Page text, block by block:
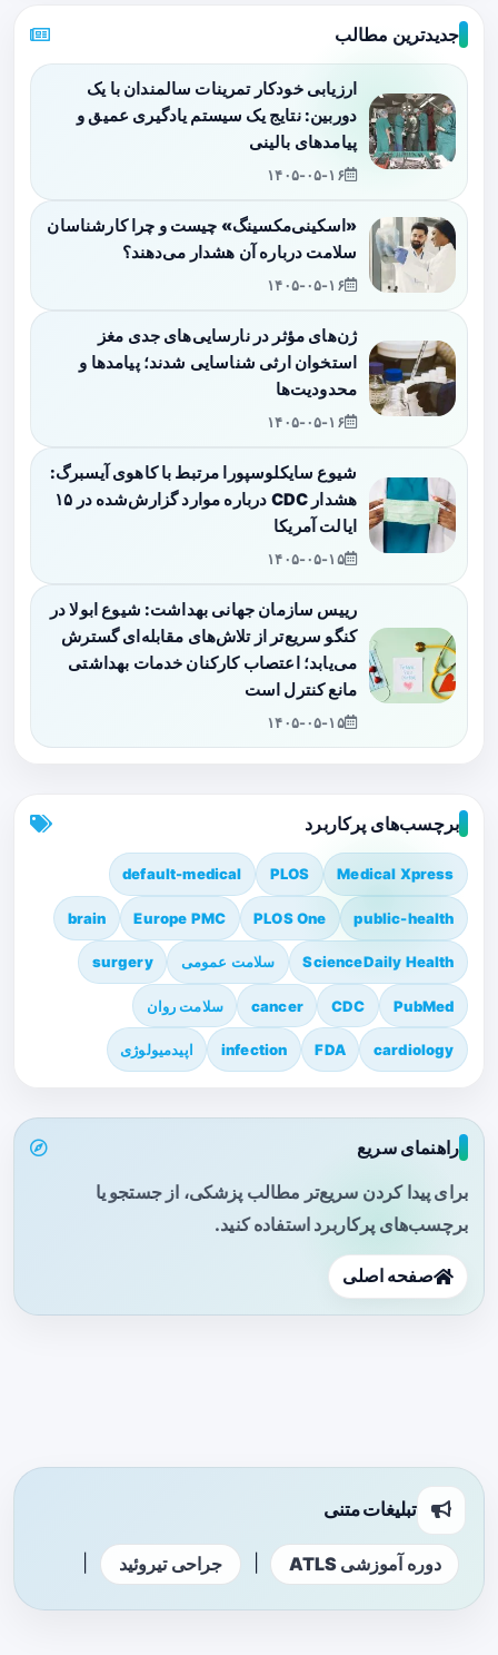
جدیدترین مطالب
ارزیابی خودکار تمرینات سالمندان با یک
دوربین: نتایج یک سیستم یادگیری عمیق و
پیامدهای بالینی
۱۴۰۵-۰۵-۱۶
«اسکینی‌مکسینگ» چیست و چرا کارشناسان
سلامت درباره آن هشدار می‌دهند؟
۱۴۰۵-۰۵-۱۶
ژن‌های مؤثر در نارسایی‌های جدی مغز
استخوان ارثی شناسایی شدند؛ پیامدها و
محدودیت‌ها
۱۴۰۵-۰۵-۱۶
شیوع سایکلوسپورا مرتبط با کاهوی آیسبرگ:
هشدار CDC درباره موارد گزارش‌شده در ۱۵
ایالت آمریکا
۱۴۰۵-۰۵-۱۵
رییس سازمان جهانی بهداشت: شیوع ابولا در
کنگو سریع‌تر از تلاش‌های مقابله‌ای گسترش
می‌یابد؛ اعتصاب کارکنان خدمات بهداشتی
مانع کنترل است
۱۴۰۵-۰۵-۱۵
برچسب‌های پرکاربرد
Medical Xpress
PLOS
default-medical
public-health
PLOS One
Europe PMC
brain
ScienceDaily Health سلامت عمومی surgery
PubMed
CDC
cancer سلامت روان
cardiology
FDA
infection اپیدمیولوژی
راهنمای سریع
برای پیدا کردن سریع‌تر مطالب پزشکی، از جستجو یا
برچسب‌های پرکاربرد استفاده کنید.
صفحه اصلی
تبلیغات متنی
دوره آموزشی ATLS جراحی تیروئید